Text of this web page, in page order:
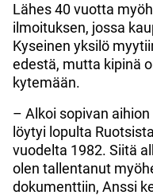
Lähes 40 vuotta
ilmoituksen, jossa
Kyseinen yksilö
edestä, mutta kipinä
kytemään.
– Alkoi sopivan
löytyi lopulta
vuodelta 1982. Siitä
olen tallentanut
dokumenttiin, Anssi